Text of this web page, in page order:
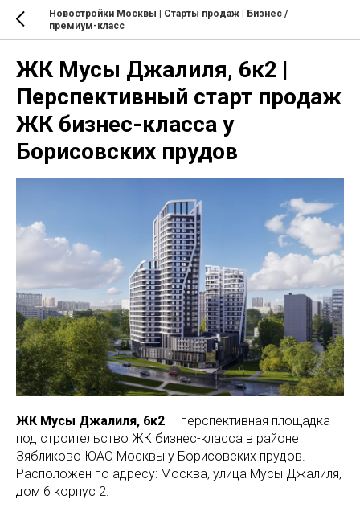
Новостройки Москвы | Старты продаж | Бизнес /
премиум-класс
ЖК Мусы Джалиля, 6к2 |
Перспективный старт продаж
ЖК бизнес-класса у
Борисовских прудов
ЖК Мусы Джалиля, 6к2 — перспективная площадка
под строительство ЖК бизнес-класса в районе
Зябликово ЮАО Москвы у Борисовских прудов.
Расположен по адресу: Москва, улица Мусы Джалиля,
дом 6 корпус 2.